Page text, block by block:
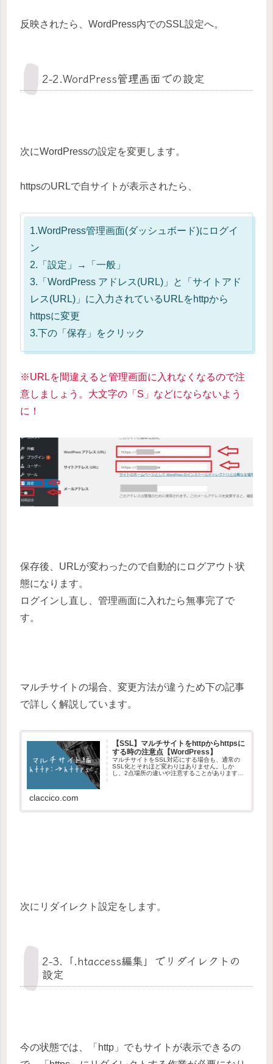
反映されたら、WordPress内でのSSL設定へ。
2-2.WordPress管理画面での設定
次にWordPressの設定を変更します。
httpsのURLで自サイトが表示されたら、
1.WordPress管理画面(ダッシュボード)にログイ
ン
2.「設定」→「一般」
3.「WordPress アドレス(URL)」と「サイトアド
レス(URL)」に入力されているURLをhttpから
httpsに変更
3.下の「保存」をクリック
※URLを間違えると管理画面に入れなくなるので注
意しましょう。大文字の「S」などにならないよう
に！
保存後、URLが変わったので自動的にログアウト状
態になります。
ログインし直し、管理画面に入れたら無事完了で
す。
マルチサイトの場合、変更方法が違うため下の記事
で詳しく解説しています。
【SSL】マルチサイトをhttpからhttpsに
する時の注意点【WordPress】
マルチサイトをSSL対応にする場合も、通常の
SSL化とそれほど変わりはありません。しか
し、2点場所の違いや注意することがあります。
claccico.com
次にリダイレクト設定をします。
2-3.「.htaccess編集」でリダイレクトの
設定
今の状態では、「http」でもサイトが表示できるの